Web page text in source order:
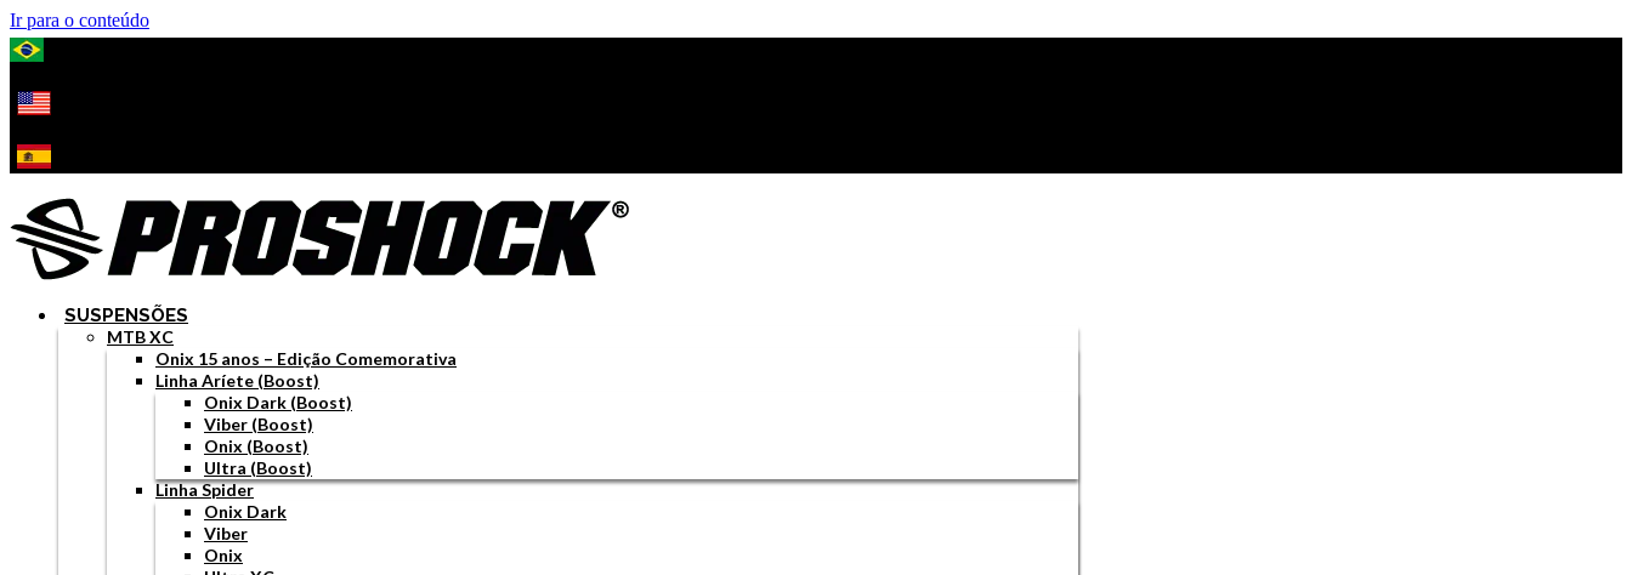
Ir para o conteúdo
SUSPENSÕES
MTB XC
Onix 15 anos – Edição Comemorativa
Linha Aríete (Boost)
Onix Dark (Boost)
Viber (Boost)
Onix (Boost)
Ultra (Boost)
Linha Spider
Onix Dark
Viber
Onix